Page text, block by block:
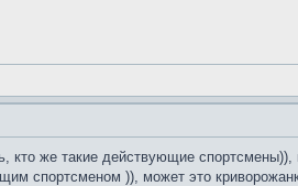
кто же такие действующие
спортсменом )), может это